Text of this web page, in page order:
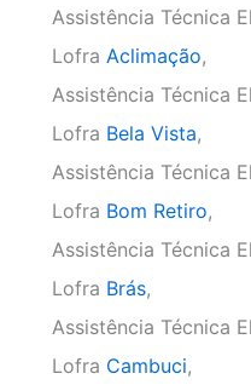
Assistência Técnica
Lofra Aclimação,
Assistência Técnica
Lofra Bela Vista,
Assistência Técnica
Lofra Bom Retiro,
Assistência Técnica
Lofra Brás,
Assistência Técnica
Lofra Cambuci,